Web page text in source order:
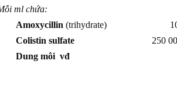
ml chứa:
Amoxycillin (trihydrate) 100
Colistin sulfate
250 000
Dung môi vđ